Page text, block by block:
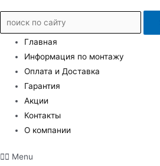
Главная
Информация по монтажу
Оплата и Доставка
Гарантия
Акции
Контакты
О компании
Menu